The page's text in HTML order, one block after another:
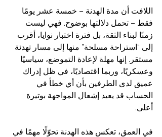
اللافت أن مدة الهدنة – خمسة عشر يومًا
فقط – تحمل دلالتها بوضوح. فهي ليست
زمنًا لبناء الثقة، بل فترة اختبار نوايا، أقرب
إلى “استراحة مسلحة” منها إلى مسار تهدئة
مستقر. إنها مهلة لإعادة التموضع، سياسيًا
وعسكريًا، وربما اقتصاديًا، في ظل إدراك
عميق لدى الطرفين بأن أي خطأ في
الحساب قد يعيد إشعال المواجهة بوتيرة
أعلى.
في العمق، تعكس هذه الهدنة تحوّلًا مهمًا في